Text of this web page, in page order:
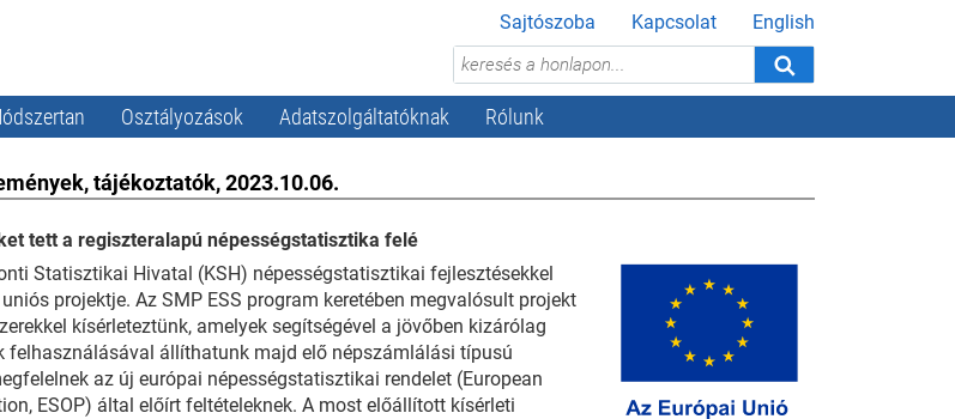
Sajtószoba Kapcsolat English
Osztályozások Adatszolgáltatóknak Rólunk
tájékoztatók, 2023.10.06.
tett a regiszteralapú népességstatisztika felé
Statisztikai Hivatal (KSH) népességstatisztikai fejlesztésekkel
projektje. Az SMP ESS program keretében megvalósult projekt
kísérleteztünk, amelyek segítségével a jövőben kizárólag
felhasználásával állíthatunk majd elő népszámlálási típusú
az új európai népességstatisztikai rendelet (European
ESOP) által előírt feltételeknek. A most előállított kísérleti